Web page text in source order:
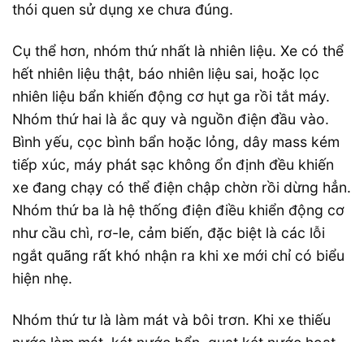
thói quen sử dụng xe chưa đúng.
Cụ thể hơn, nhóm thứ nhất là nhiên liệu. Xe có thể
hết nhiên liệu thật, báo nhiên liệu sai, hoặc lọc
nhiên liệu bẩn khiến động cơ hụt ga rồi tắt máy.
Nhóm thứ hai là ắc quy và nguồn điện đầu vào.
Bình yếu, cọc bình bẩn hoặc lỏng, dây mass kém
tiếp xúc, máy phát sạc không ổn định đều khiến
xe đang chạy có thể điện chập chờn rồi dừng hẳn.
Nhóm thứ ba là hệ thống điện điều khiển động cơ
như cầu chì, rơ-le, cảm biến, đặc biệt là các lỗi
ngắt quãng rất khó nhận ra khi xe mới chỉ có biểu
hiện nhẹ.
Nhóm thứ tư là làm mát và bôi trơn. Khi xe thiếu